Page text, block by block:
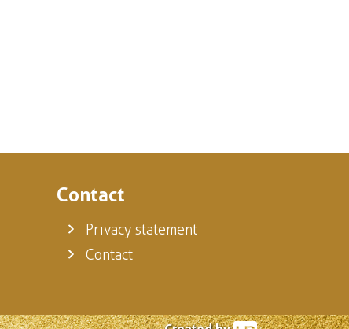
Contact
Privacy statement
Contact